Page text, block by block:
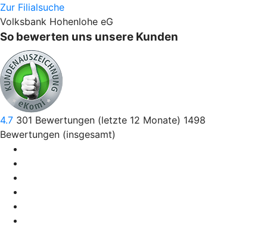
Zur Filialsuche
Volksbank Hohenlohe eG
So bewerten uns unsere Kunden
4.7 301 Bewertungen (letzte 12 Monate) 1498
Bewertungen (insgesamt)